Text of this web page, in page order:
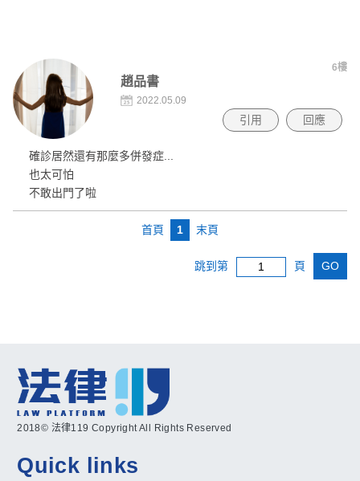
6樓
趙品書
2022.05.09
引用 回應
確診居然還有那麼多併發症...
也太可怕
不敢出門了啦
首頁 1 末頁
跳到第 頁 GO
2018© 法律119 Copyright All Rights Reserved
Quick links